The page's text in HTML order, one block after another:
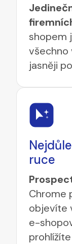
shopem
všechno
jasněji
ruce
Chrome
objevíte
e-